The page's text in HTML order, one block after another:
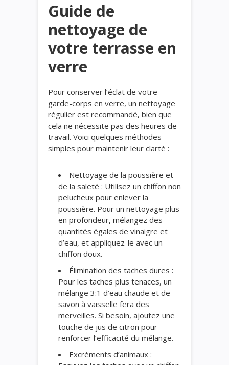
Guide de
nettoyage de
votre terrasse en
verre
Pour conserver l’éclat de votre
garde-corps en verre, un nettoyage
régulier est recommandé, bien que
cela ne nécessite pas des heures de
travail. Voici quelques méthodes
simples pour maintenir leur clarté :
Nettoyage de la poussière et
de la saleté : Utilisez un chiffon non
pelucheux pour enlever la
poussière. Pour un nettoyage plus
en profondeur, mélangez des
quantités égales de vinaigre et
d’eau, et appliquez-le avec un
chiffon doux.
Élimination des taches dures :
Pour les taches plus tenaces, un
mélange 3:1 d’eau chaude et de
savon à vaisselle fera des
merveilles. Si besoin, ajoutez une
touche de jus de citron pour
renforcer l’efficacité du mélange.
Excréments d’animaux :